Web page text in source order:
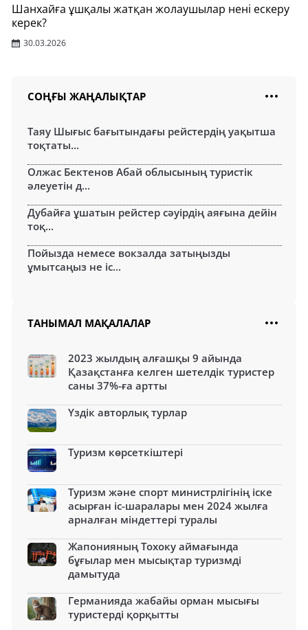
Шанхайға ұшқалы жатқан жолаушылар нені ескеру
керек?
30.03.2026
СОҢҒЫ ЖАҢАЛЫҚТАР
Таяу Шығыс бағытындағы рейстердің уақытша
тоқтаты...
Олжас Бектенов Абай облысының туристік
әлеуетін д...
Дубайға ұшатын рейстер сәуірдің аяғына дейін
тоқ...
Пойызда немесе вокзалда затыңызды
ұмытсаңыз не іс...
ТАНЫМАЛ МАҚАЛАЛАР
2023 жылдың алғашқы 9 айында
Қазақстанға келген шетелдік туристер
саны 37%-ға артты
Үздік авторлық турлар
Туризм көрсеткіштері
Туризм және спорт министрлігінің іске
асырған іс-шаралары мен 2024 жылға
арналған міндеттері туралы
Жапонияның Тохоку аймағында
бұғылар мен мысықтар туризмді
дамытуда
Германияда жабайы орман мысығы
туристерді қорқытты